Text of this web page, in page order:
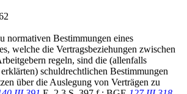
normativen Bestimmungen eines
welche die Vertragsbeziehungen zwischen
regeln, sind die (allenfalls
schuldrechtlichen Bestimmungen
über die Auslegung von Verträgen zu